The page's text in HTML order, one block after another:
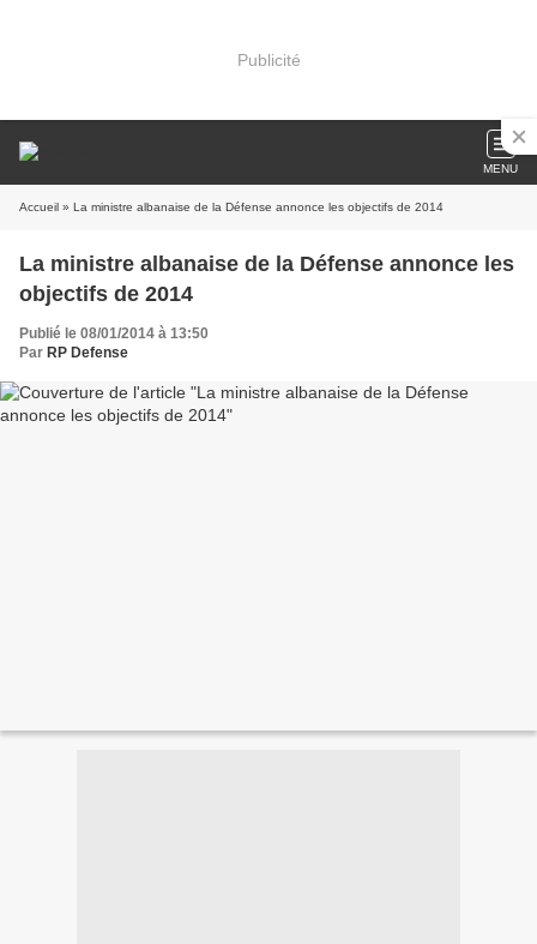
Publicité
MENU
Accueil » La ministre albanaise de la Défense annonce les objectifs de 2014
La ministre albanaise de la Défense annonce les
objectifs de 2014
Publié le 08/01/2014 à 13:50
Par RP Defense